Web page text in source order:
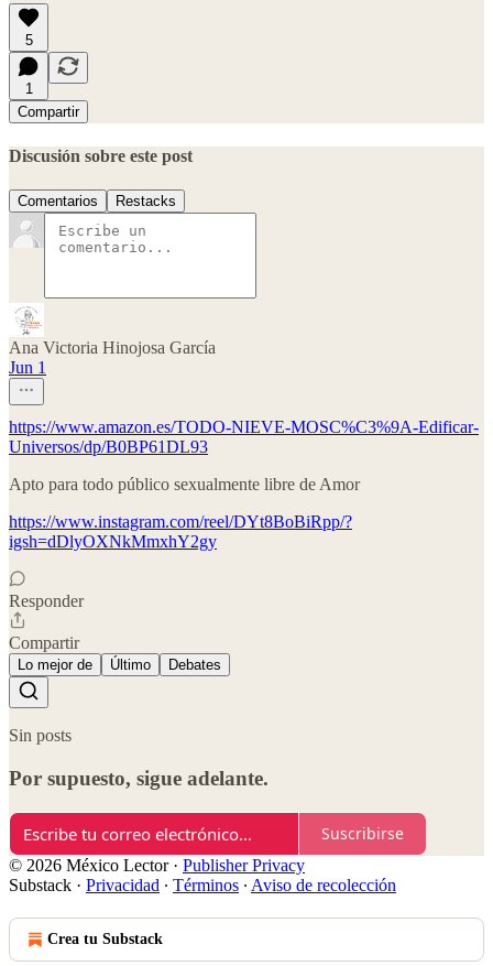
5
1
Compartir
Discusión sobre este post
Comentarios Restacks
Ana Victoria Hinojosa García
Jun 1
https://www.amazon.es/TODO-NIEVE-MOSC%C3%9A-Edificar-
Universos/dp/B0BP61DL93
Apto para todo público sexualmente libre de Amor
https://www.instagram.com/reel/DYt8BoBiRpp/?
igsh=dDlyOXNkMmxhY2gy
Responder
Compartir
Lo mejor de Último Debates
Sin posts
Por supuesto, sigue adelante.
Suscribirse
© 2026 México Lector· Publisher Privacy
Substack · Privacidad ∙ Términos ∙ Aviso de recolección
Crea tu Substack